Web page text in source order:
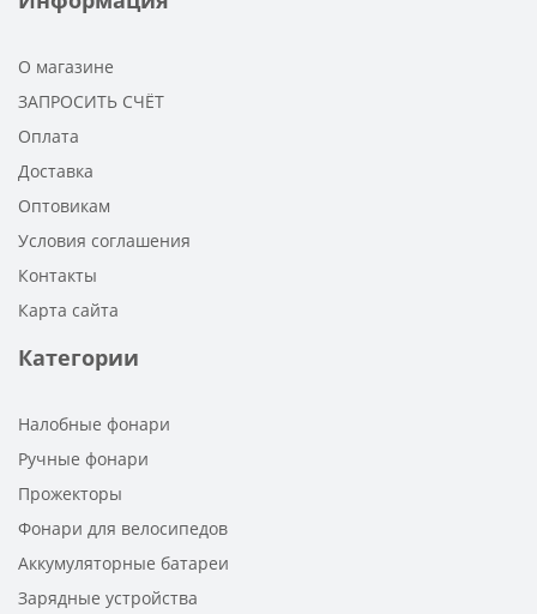
О магазине
ЗАПРОСИТЬ СЧЁТ
Оплата
Доставка
Оптовикам
Условия соглашения
Контакты
Карта сайта
Категории
Налобные фонари
Ручные фонари
Прожекторы
Фонари для велосипедов
Аккумуляторные батареи
Зарядные устройства